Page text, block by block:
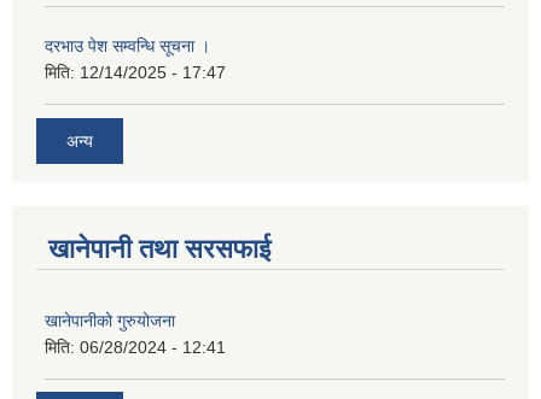
दरभाउ पेश सम्वन्धि सूचना ।
मिति: 12/14/2025 - 17:47
अन्य
खानेपानी तथा सरसफाई
खानेपानीको गुरुयोजना
मिति: 06/28/2024 - 12:41